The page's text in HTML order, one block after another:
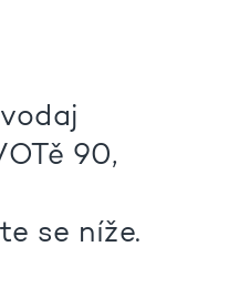
90,
se níže.